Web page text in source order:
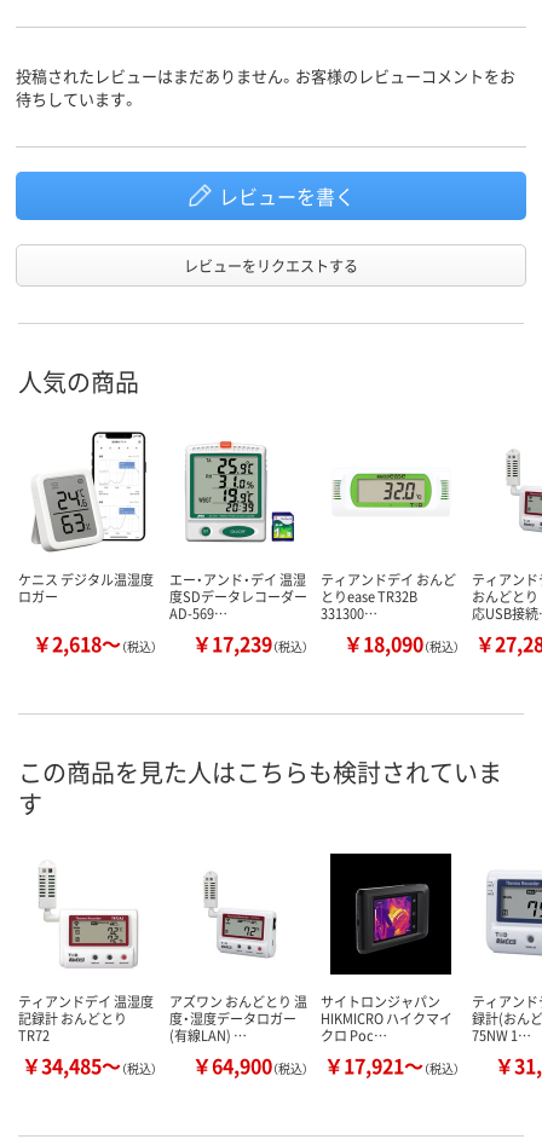
投稿されたレビューはまだありません。お客様のレビューコメントをお
待ちしています。
レビューを書く
レビューをリクエストする
人気の商品
ケニス デジタル温湿度
ロガー
￥2,618～（税込）
エー・アンド・デイ 温湿
度SDデータレコーダー
AD-569…
￥17,239（税込）
ティアンドデイ おんど
とりease TR32B
331300…
￥18,090（税込）
ティアンド
おんどと
応USB接
￥
この商品を見た人はこちらも検討されていま
す
ティアンドデイ 温湿度
記録計 おんどとり
TR72
￥34,485～（税込）
アズワン おんどとり 温
度・湿度データロガー
(有線LAN) …
￥64,900（税込）
サイトロンジャパン
HIKMICRO ハイクマイ
クロ Poc…
￥17,921～（税込）
ティアン
録計(おん
75NW 1…
￥